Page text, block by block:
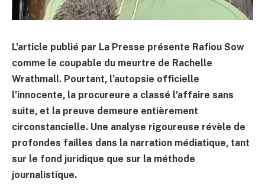
L’article publié par La Presse présente Rafiou Sow
comme le coupable du meurtre de Rachelle
Wrathmall. Pourtant, l’autopsie officielle
l’innocente, la procureure a classé l’affaire sans
suite, et la preuve demeure entièrement
circonstancielle. Une analyse rigoureuse révèle de
profondes failles dans la narration médiatique, tant
sur le fond juridique que sur la méthode
journalistique.